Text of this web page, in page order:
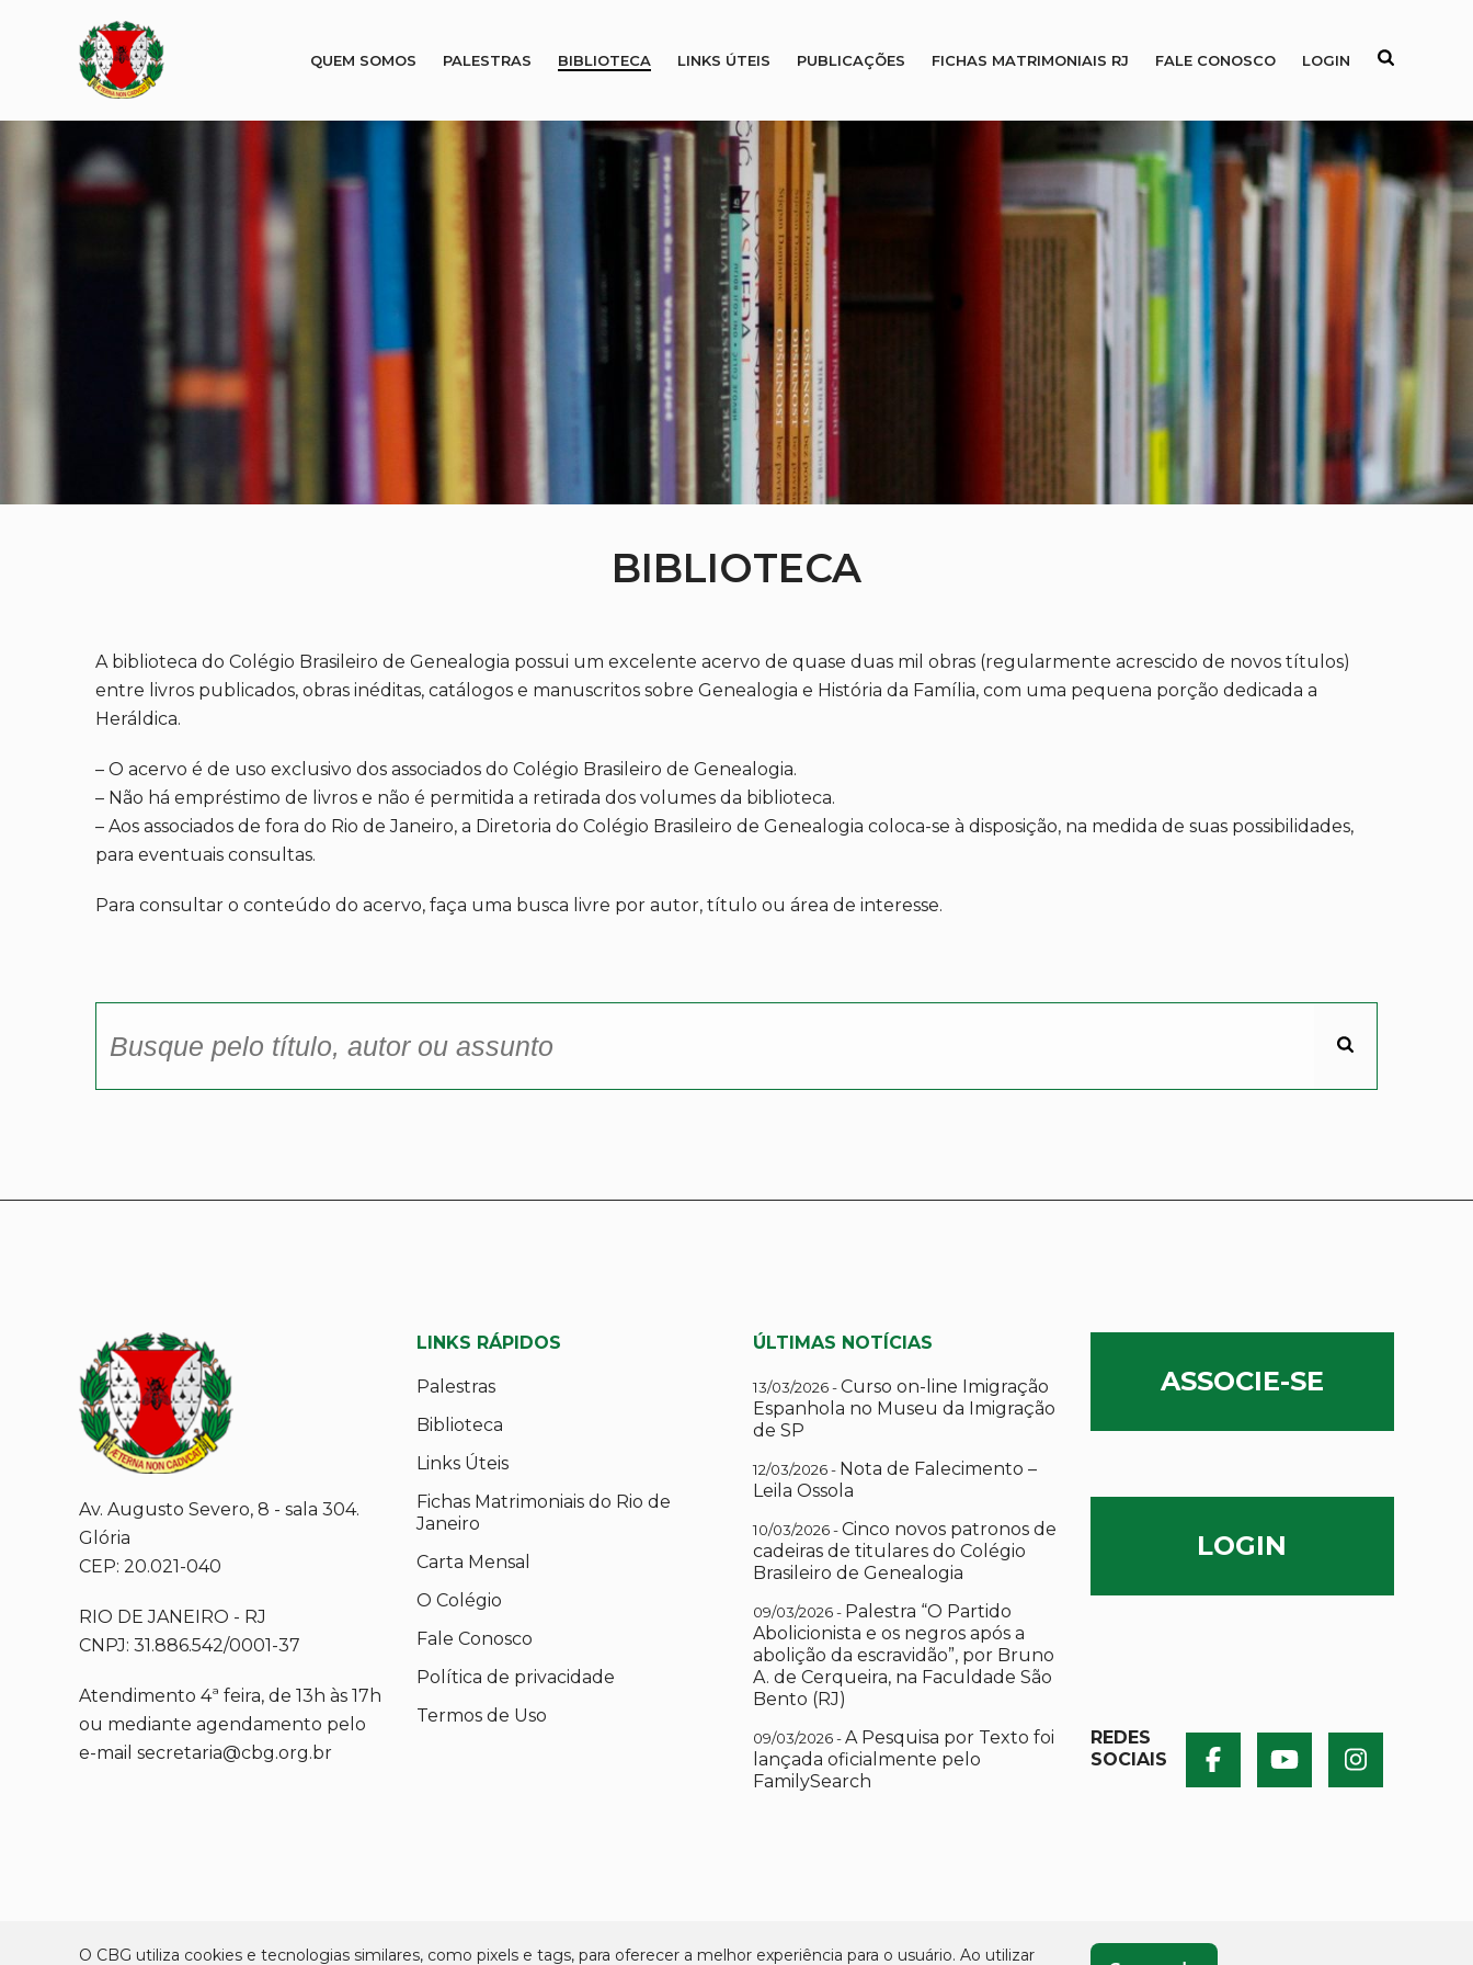
QUEM SOMOS PALESTRAS BIBLIOTECA LINKS ÚTEIS PUBLICAÇÕES FICHAS MATRIMONIAIS RJ FALE CONOSCO LOGIN
BIBLIOTECA
A biblioteca do Colégio Brasileiro de Genealogia possui um excelente acervo de quase duas mil obras (regularmente acrescido de novos títulos)
entre livros publicados, obras inéditas, catálogos e manuscritos sobre Genealogia e História da Família, com uma pequena porção dedicada a
Heráldica.
– O acervo é de uso exclusivo dos associados do Colégio Brasileiro de Genealogia.
– Não há empréstimo de livros e não é permitida a retirada dos volumes da biblioteca.
– Aos associados de fora do Rio de Janeiro, a Diretoria do Colégio Brasileiro de Genealogia coloca-se à disposição, na medida de suas possibilidades,
para eventuais consultas.
Para consultar o conteúdo do acervo, faça uma busca livre por autor, título ou área de interesse.
Av. Augusto Severo, 8 - sala 304.
Glória
CEP: 20.021-040
RIO DE JANEIRO - RJ
CNPJ: 31.886.542/0001-37
Atendimento 4ª feira, de 13h às 17h
ou mediante agendamento pelo
e-mail secretaria@cbg.org.br
LINKS RÁPIDOS
Palestras
Biblioteca
Links Úteis
Fichas Matrimoniais do Rio de
Janeiro
Carta Mensal
O Colégio
Fale Conosco
Política de privacidade
Termos de Uso
ÚLTIMAS NOTÍCIAS
13/03/2026 -Curso on-line Imigração
Espanhola no Museu da Imigração
de SP
12/03/2026 - Nota de Falecimento –
Leila Ossola
10/03/2026 -Cinco novos patronos de
cadeiras de titulares do Colégio
Brasileiro de Genealogia
09/03/2026 - Palestra “O Partido
Abolicionista e os negros após a
abolição da escravidão”, por Bruno
A. de Cerqueira, na Faculdade São
Bento (RJ)
09/03/2026 -A Pesquisa por Texto foi
lançada oficialmente pelo
FamilySearch
ASSOCIE-SE
LOGIN
REDES
SOCIAIS
O CBG utiliza cookies e tecnologias similares, como pixels e tags, para oferecer a melhor experiência para o usuário. Ao utilizar